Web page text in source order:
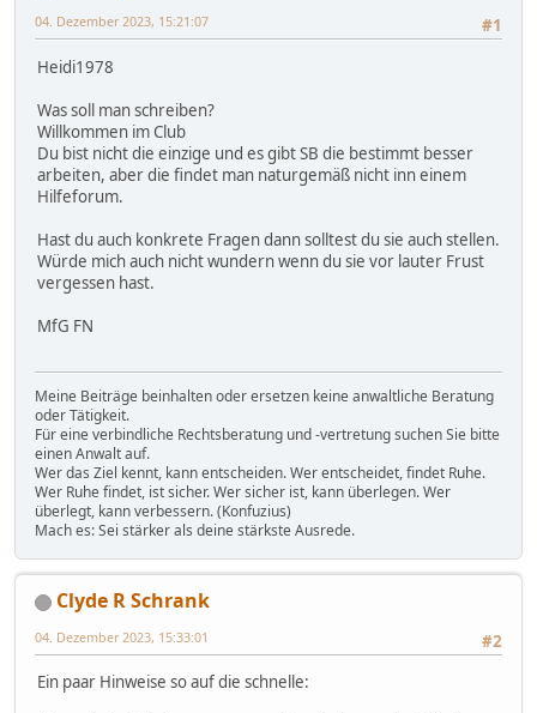
#1
04. Dezember 2023, 15:21:07
Heidi1978
Was soll man schreiben?
Willkommen im Club
Du bist nicht die einzige und es gibt SB die bestimmt besser
arbeiten, aber die findet man naturgemäß nicht inn einem
Hilfeforum.
Hast du auch konkrete Fragen dann solltest du sie auch stellen.
Würde mich auch nicht wundern wenn du sie vor lauter Frust
vergessen hast.
MfG FN
Meine Beiträge beinhalten oder ersetzen keine anwaltliche Beratung
oder Tätigkeit.
Für eine verbindliche Rechtsberatung und -vertretung suchen Sie bitte
einen Anwalt auf.
Wer das Ziel kennt, kann entscheiden. Wer entscheidet, findet Ruhe.
Wer Ruhe findet, ist sicher. Wer sicher ist, kann überlegen. Wer
überlegt, kann verbessern. (Konfuzius)
Mach es: Sei stärker als deine stärkste Ausrede.
Clyde R Schrank
#2
04. Dezember 2023, 15:33:01
Ein paar Hinweise so auf die schnelle: